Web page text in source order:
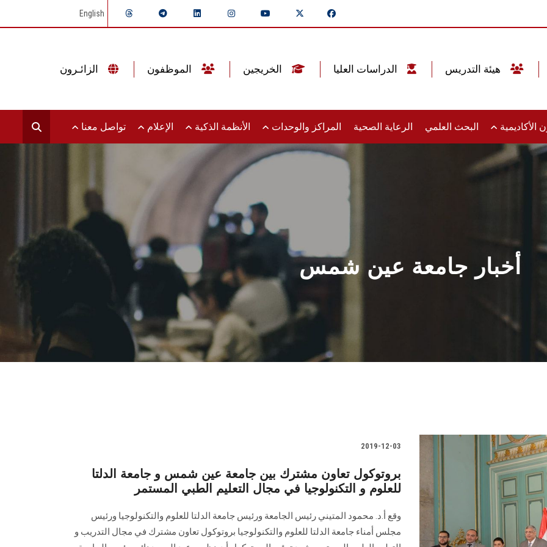
English
الأكاديمية البحث العلمي الرعاية الصحية المراكز والوحدات الأنظمة الذكية الإعلام تواصل معنا
أخبار جامعة عين شمس
2019-12-03
بروتوكول تعاون مشترك بين جامعة عين شمس و جامعة الدلتا
للعلوم و التكنولوجيا في مجال التعليم الطبي المستمر
وقع أ.د. محمود المتيني رئيس الجامعة ورئيس جامعة الدلتا للعلوم والتكنولوجيا ورئيس
مجلس أمناء جامعة الدلتا للعلوم والتكنولوجيا بروتوكول تعاون مشترك في مجال التدريب و